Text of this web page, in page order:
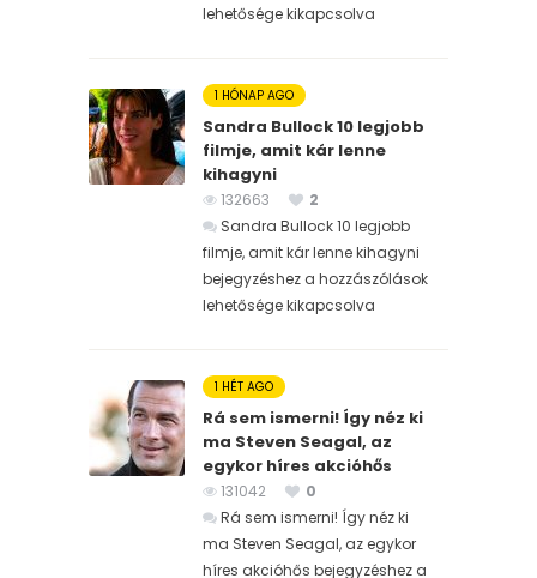
lehetősége kikapcsolva
1 HÓNAP AGO
Sandra Bullock 10 legjobb
filmje, amit kár lenne
kihagyni
132663
2
Sandra Bullock 10 legjobb
filmje, amit kár lenne kihagyni
bejegyzéshez a hozzászólások
lehetősége kikapcsolva
1 HÉT AGO
Rá sem ismerni! Így néz ki
ma Steven Seagal, az
egykor híres akcióhős
131042
0
Rá sem ismerni! Így néz ki
ma Steven Seagal, az egykor
híres akcióhős bejegyzéshez a